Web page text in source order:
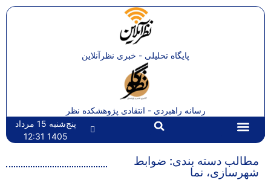
پایگاه تحلیلی - خبری نظرآنلاین
رسانه راهبردی - انتقادی پژوهشکده نظر
پنج‌شنبه 15 مرداد
1405 12:31
مطالب دسته بندی: ضوابط
شهرسازی، نما